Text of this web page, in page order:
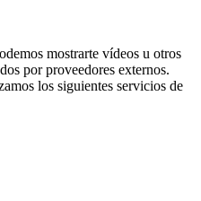
mostrarte vídeos u otros
por proveedores externos.
los siguientes servicios de